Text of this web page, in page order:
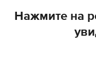
Нажмите на